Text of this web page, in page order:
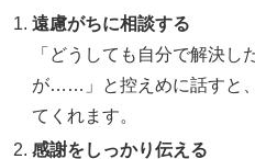
遠慮がちに相談する
「どうしても自分で解決し
が……」と控えめに話すと
てくれます。
感謝をしっかり伝える